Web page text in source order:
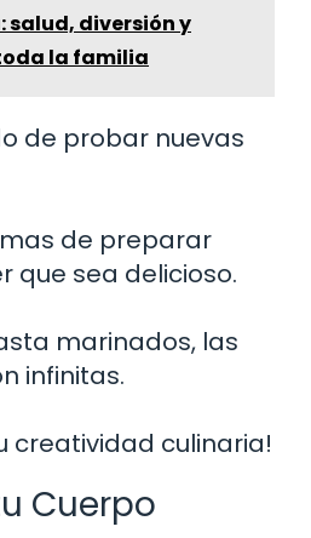
salud, diversión y
la familia
de probar nuevas
de preparar
que sea delicioso.
marinados, las
infinitas.
creatividad culinaria!
Cuerpo